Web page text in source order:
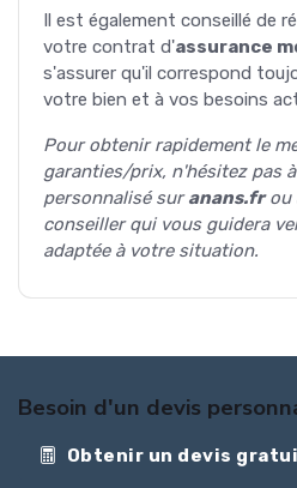
Il est également conseillé de
votre contrat d'assurance
s'assurer qu'il correspond
votre bien et à vos besoins
Pour obtenir rapidement le
garanties/prix, n'hésitez pas
personnalisé suranans.frou
conseiller qui vous guidera
adaptée à votre situation.
Besoin d'un devis
Obtenir un devis